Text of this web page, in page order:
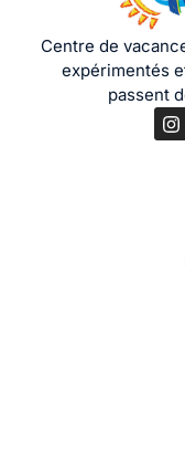
Centre de
expérimentés
passent